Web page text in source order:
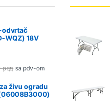
odvrtač
WQZ) 18V
рсд sa pdv-om
živu ogradu